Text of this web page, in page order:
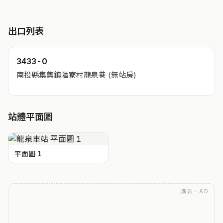
出口列表
3433-0
南投縣集集鎮隘寮村龍泉巷 (無站房)
站體平面圖
平面圖 1
廣告 · AD